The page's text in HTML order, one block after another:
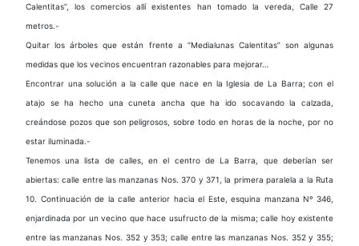
Calentitas”, los comercios allí existentes han tomado la vereda, Calle 27
metros.-
Quitar los árboles que están frente a “Medialunas Calentitas” son algunas
medidas que los vecinos encuentran razonables para mejorar…
Encontrar una solución a la calle que nace en la Iglesia de La Barra; con el
atajo se ha hecho una cuneta ancha que ha ido socavando la calzada,
creándose pozos que son peligrosos, sobre todo en horas de la noche, por no
estar iluminada.-
Tenemos una lista de calles, en el centro de La Barra, que deberían ser
abiertas: calle entre las manzanas Nos. 370 y 371, la primera paralela a la Ruta
10. Continuación de la calle anterior hacia el Este, esquina manzana Nº 346,
enjardinada por un vecino que hace usufructo de la misma; calle hoy existente
entre las manzanas Nos. 352 y 353; calle entre las manzanas Nos. 352 y 355;